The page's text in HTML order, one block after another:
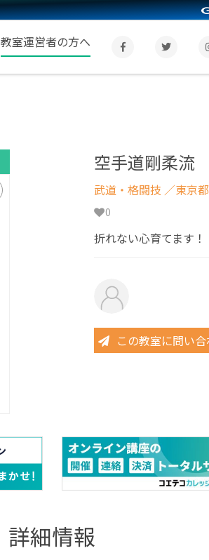
教室運営者の方へ
空手道剛柔流
武道・格闘技 ／東京
0
折れない心育てます！
この教室に問い
詳細情報